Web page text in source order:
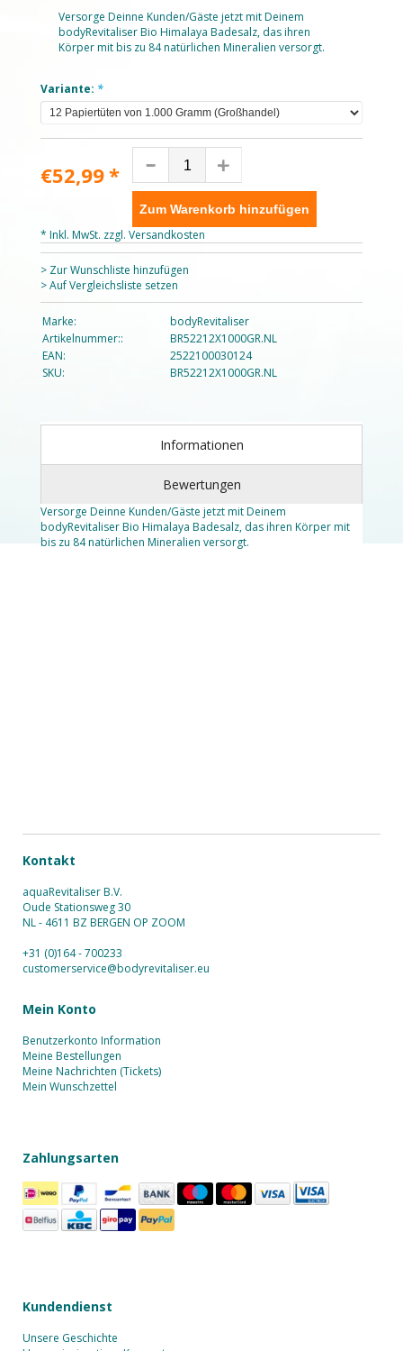
Versorge Deinne Kunden/Gäste jetzt mit Deinem
bodyRevitaliser Bio Himalaya Badesalz, das ihren
Körper mit bis zu 84 natürlichen Mineralien versorgt.
Variante: *
€52,99*
Zum Warenkorb hinzufügen
* Inkl. MwSt. zzgl. Versandkosten
> Zur Wunschliste hinzufügen
> Auf Vergleichsliste setzen
Marke:
bodyRevitaliser
Artikelnummer::
BR52212X1000GR.NL
EAN:
2522100030124
SKU:
BR52212X1000GR.NL
Informationen
Bewertungen
Versorge Deinne Kunden/Gäste jetzt mit Deinem
bodyRevitaliser Bio Himalaya Badesalz, das ihren Körper mit
bis zu 84 natürlichen Mineralien versorgt.
Kontakt
aquaRevitaliser B.V.
Oude Stationsweg 30
NL - 4611 BZ BERGEN OP ZOOM
+31 (0)164 - 700233
customerservice@bodyrevitaliser.eu
Mein Konto
Benutzerkonto Information
Meine Bestellungen
Meine Nachrichten (Tickets)
Mein Wunschzettel
Zahlungsarten
Kundendienst
Unsere Geschichte